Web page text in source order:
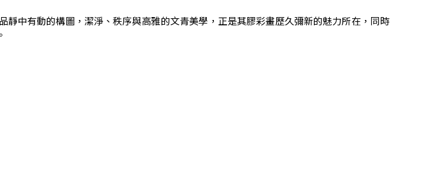
中有動的構圖，潔淨、秩序與高雅的文青美學，正是其膠彩畫歷久彌新的魅力所在，同時